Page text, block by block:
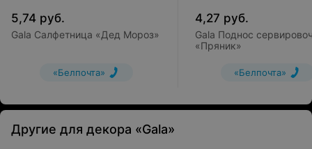
5,74 руб.
Gala Салфетница «Дед Мороз»
«Белпочта»
4,27 руб.
Gala Поднос
«Пряник»
«Белпочта»
Другие для декора «Gala»